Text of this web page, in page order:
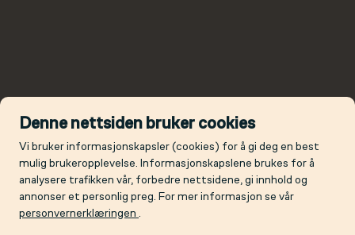
Denne nettsiden bruker cookies
Vi bruker informasjonskapsler (cookies) for å gi deg en best
mulig brukeropplevelse. Informasjonskapslene brukes for å
analysere trafikken vår, forbedre nettsidene, gi innhold og
annonser et personlig preg. For mer informasjon se vår
personvernerklæringen .